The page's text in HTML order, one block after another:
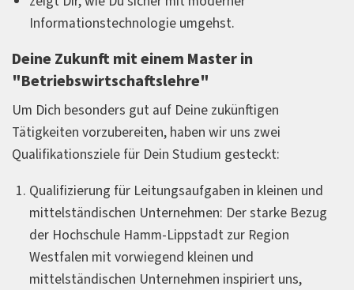
Informationstechnologie umgehst.
Deine Zukunft mit einem Master in
"Betriebswirtschaftslehre"
Um Dich besonders gut auf Deine zukünftigen
Tätigkeiten vorzubereiten, haben wir uns zwei
Qualifikationsziele für Dein Studium gesteckt:
Qualifizierung für Leitungsaufgaben in kleinen und
mittelständischen Unternehmen: Der starke Bezug
der Hochschule Hamm-Lippstadt zur Region
Westfalen mit vorwiegend kleinen und
mittelständischen Unternehmen inspiriert uns,